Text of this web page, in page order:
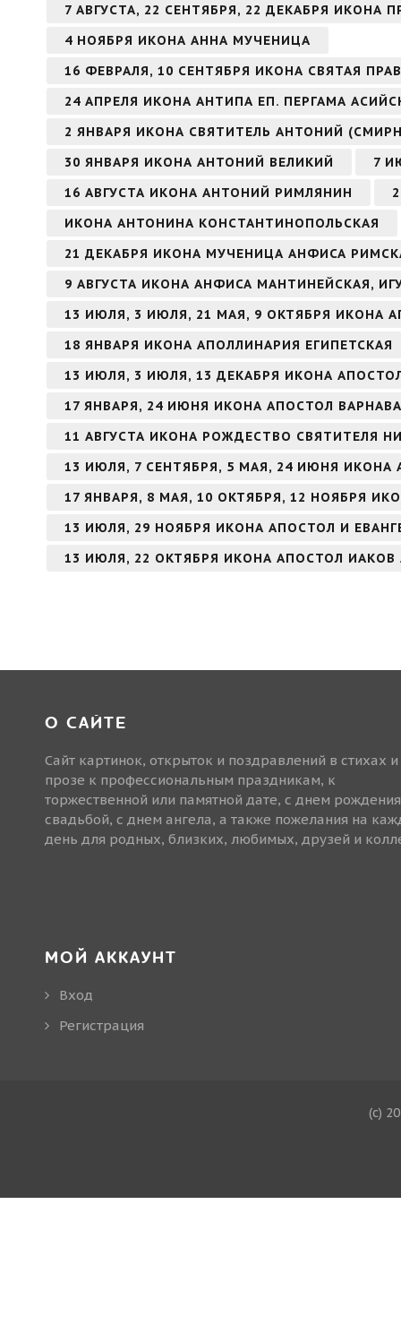
7 АВГУСТА, 22 СЕНТЯБРЯ, 22 ДЕКАБРЯ
4 НОЯБРЯ ИКОНА АННА МУЧЕНИЦА
16 ФЕВРАЛЯ, 10 СЕНТЯБРЯ ИКОНА СВЯТАЯ
24 АПРЕЛЯ ИКОНА АНТИПА ЕП. ПЕРГАМА
2 ЯНВАРЯ ИКОНА СВЯТИТЕЛЬ АНТОНИЙ
30 ЯНВАРЯ ИКОНА АНТОНИЙ ВЕЛИКИЙ
7
16 АВГУСТА ИКОНА АНТОНИЙ РИМЛЯНИН
ИКОНА АНТОНИНА КОНСТАНТИНОПОЛЬСКАЯ
21 ДЕКАБРЯ ИКОНА МУЧЕНИЦА АНФИСА
9 АВГУСТА ИКОНА АНФИСА МАНТИНЕЙСКАЯ,
13 ИЮЛЯ, 3 ИЮЛЯ, 21 МАЯ, 9 ОКТЯБРЯ ИКОНА
18 ЯНВАРЯ ИКОНА АПОЛЛИНАРИЯ ЕГИПЕТСКАЯ
13 ИЮЛЯ, 3 ИЮЛЯ, 13 ДЕКАБРЯ ИКОНА
17 ЯНВАРЯ, 24 ИЮНЯ ИКОНА АПОСТОЛ ВАРНАВА
11 АВГУСТА ИКОНА РОЖДЕСТВО СВЯТИТЕЛЯ
13 ИЮЛЯ, 7 СЕНТЯБРЯ, 5 МАЯ, 24 ИЮНЯ
17 ЯНВАРЯ, 8 МАЯ, 10 ОКТЯБРЯ, 12 НОЯБРЯ
13 ИЮЛЯ, 29 НОЯБРЯ ИКОНА АПОСТОЛ И
13 ИЮЛЯ, 22 ОКТЯБРЯ ИКОНА АПОСТОЛ ИАКОВ
О САЙТЕ
Сайт картинок, открыток и поздравлений в стихах и
прозе к профессиональным праздникам, к
торжественной или памятной дате, с днем
свадьбой, с днем ангела, а также пожелания на
день для родных, близких, любимых, друзей и
МОЙ АККАУНТ
Вход
Регистрация
(c)